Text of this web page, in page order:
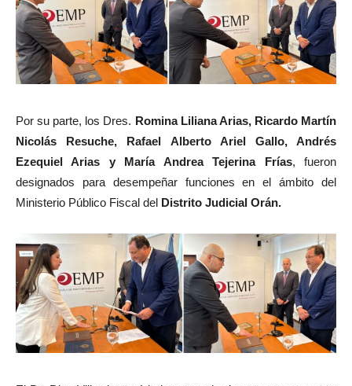
Por su parte, los Dres. Romina Liliana Arias, Ricardo Martín
Nicolás Resuche, Rafael Alberto Ariel Gallo, Andrés
Ezequiel Arias y María Andrea Tejerina Frías, fueron
designados para desempeñar funciones en el ámbito del
Ministerio Público Fiscal del Distrito Judicial Orán.